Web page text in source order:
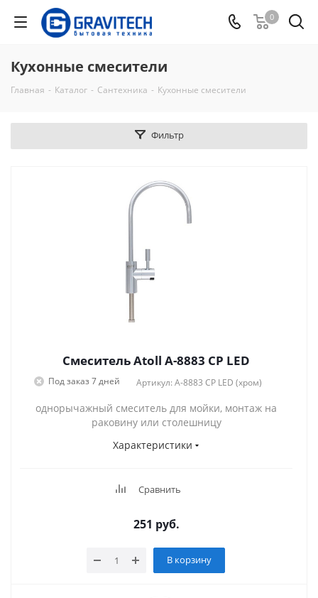
0
Кухонные смесители
Главная - Каталог - Сантехника - Кухонные смесители
Фильтр
Смеситель Atoll A-8883 CP LED
Под заказ 7 дней Артикул: A-8883 CP LED (хром)
однорычажный смеситель для мойки, монтаж на
раковину или столешницу
Характеристики
Сравнить
251 руб.
В корзину